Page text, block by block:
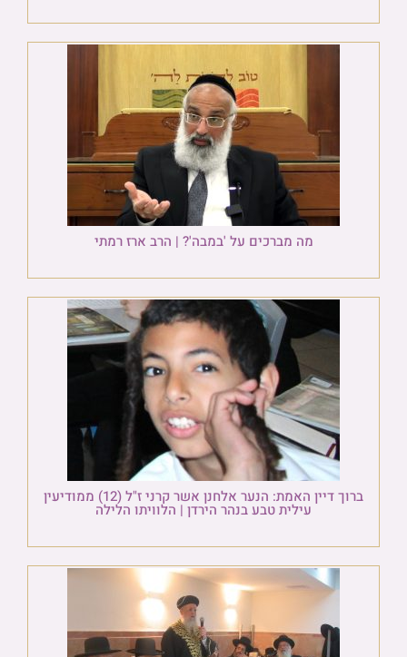
מה מברכים על 'במבה'? | הרב ארז רמתי
ברוך דיין האמת: הנער אלחנן אשר קרני ז"ל (12) ממודיעין
עילית טבע בנהר הירדן | הלוויתו הלילה